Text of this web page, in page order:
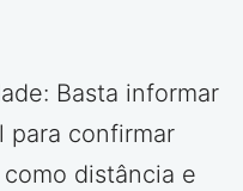
Basta informar
para confirmar
distância e